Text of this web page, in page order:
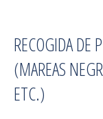
RECOGIDA DE
(MAREAS
ETC.)